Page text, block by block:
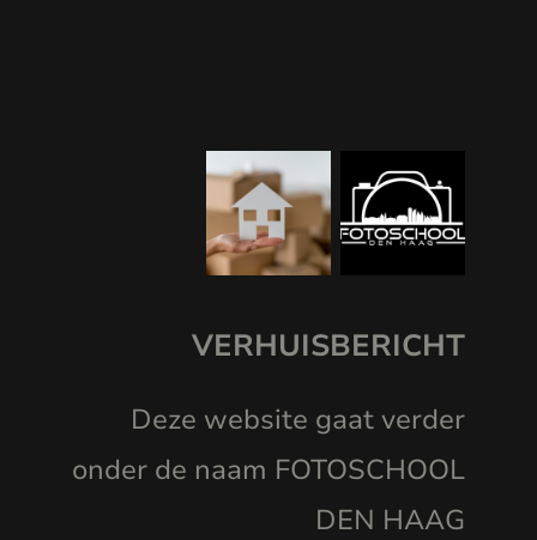
VERHUISBERICHT
Deze website gaat verder
onder de naam FOTOSCHOOL
DEN HAAG